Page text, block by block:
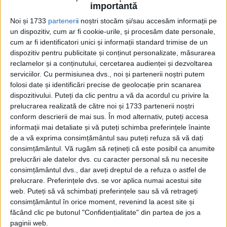
importantă
Noi și 1733 partenerii noștri stocăm și/sau accesăm informații pe
un dispozitiv, cum ar fi cookie-urile, și procesăm date personale,
cum ar fi identificatori unici și informații standard trimise de un
dispozitiv pentru publicitate și conținut personalizate, măsurarea
reclamelor și a conținutului, cercetarea audienței și dezvoltarea
serviciilor. Cu permisiunea dvs., noi și partenerii noștri putem
folosi date și identificări precise de geolocație prin scanarea
dispozitivului. Puteți da clic pentru a vă da acordul cu privire la
prelucrarea realizată de către noi și 1733 partenerii noștri
conform descrierii de mai sus. În mod alternativ, puteți accesa
informații mai detaliate și vă puteți schimba preferințele înainte
de a vă exprima consimțământul sau puteți refuza să vă dați
consimțământul. Vă rugăm să rețineți că este posibil ca anumite
prelucrări ale datelor dvs. cu caracter personal să nu necesite
consimțământul dvs., dar aveți dreptul de a refuza o astfel de
prelucrare. Preferințele dvs. se vor aplica numai acestui site
web. Puteți să vă schimbați preferințele sau să vă retrageți
consimțământul în orice moment, revenind la acest site și
făcând clic pe butonul "Confidențialitate" din partea de jos a
paginii web.
Pagini:1 23 4 56
Din ultima ediție ...
Regina României
Carol al II-lea și acțiunile sale care au ruinat
România Mare
Afaceri oneroase care au marcat România
modernă: Strousberg și Hallier
ETICHETE:
PUBLICAT IN CATEGORIILE:
FEBRUARIE 2025
DISTRIBUIE ȘTIREA: FACEBOOK| TWITTER
DACĂ VA PLAC MATERIALELE PUBLICATE, VA INVITĂM SĂ NE URMĂRIȚI
ȘI PE PAGINA NOASTRĂ DE FACEBOOK